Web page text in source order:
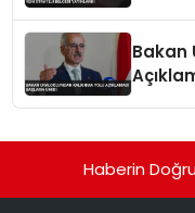
Bakan
Haberin